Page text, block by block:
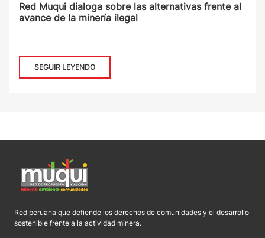
Red Muqui dialoga sobre las alternativas frente al
avance de la minería ilegal
SEGUIR LEYENDO
Red peruana que defiende los derechos de comunidades y el desarrollo
sostenible frente a la actividad minera.